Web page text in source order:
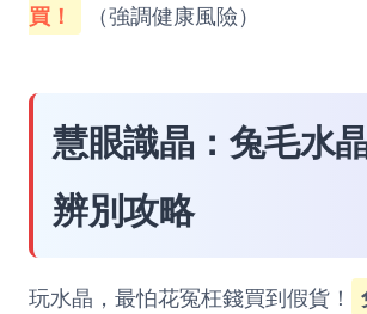
買！
（強調健康風險）
慧眼識晶：兔毛水
辨別攻略
玩水晶，最怕花冤枉錢買到假貨！